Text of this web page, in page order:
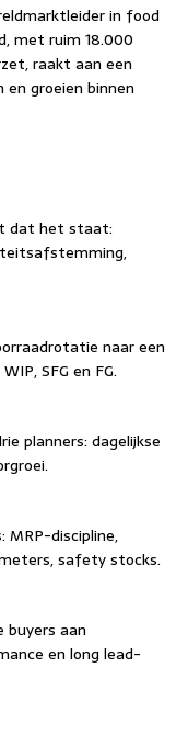
in food
met ruim 18.000
raakt aan een
groeien binnen
dat het staat:
naar een
SFG en FG.
planners: dagelijkse
discipline,
safety stocks.
aan
en long lead-